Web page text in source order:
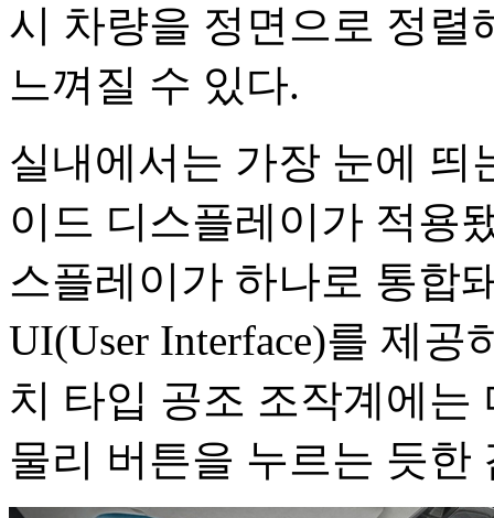
시 차량을 정면으로 정렬
느껴질 수 있다.
실내에서는 가장 눈에 띄
이드 디스플레이가 적용
스플레이가 하나로 통합
UI(User Interface)를 제
치 타입 공조 조작계에는
물리 버튼을 누르는 듯한